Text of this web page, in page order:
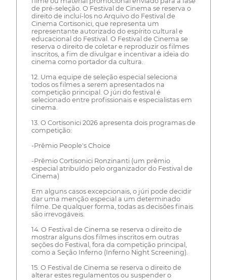
de pré-seleção. O Festival de Cinema se reserva o
direito de incluí-los no Arquivo do Festival de
Cinema Cortisonici, que representa um
representante autorizado do espírito cultural e
educacional do Festival. O Festival de Cinema se
reserva o direito de coletar e reproduzir os filmes
inscritos, a fim de divulgar e incentivar a ideia do
cinema como portador da cultura.
12. Uma equipe de seleção especial seleciona
todos os filmes a serem apresentados na
competição principal. O júri do festival é
selecionado entre profissionais e especialistas em
cinema.
13. O Cortisonici 2026 apresenta dois programas de
competição:
-Prêmio People's Choice
-Prêmio Cortisonici Ronzinanti (um prêmio
especial atribuído pelo organizador do Festival de
Cinema)
Em alguns casos excepcionais, o júri pode decidir
dar uma menção especial a um determinado
filme. De qualquer forma, todas as decisões finais
são irrevogáveis.
14. O Festival de Cinema se reserva o direito de
mostrar alguns dos filmes inscritos em outras
seções do Festival, fora da competição principal,
como a Seção Inferno (Inferno Night Screening).
15. O Festival de Cinema se reserva o direito de
alterar estes regulamentos ou suspender o